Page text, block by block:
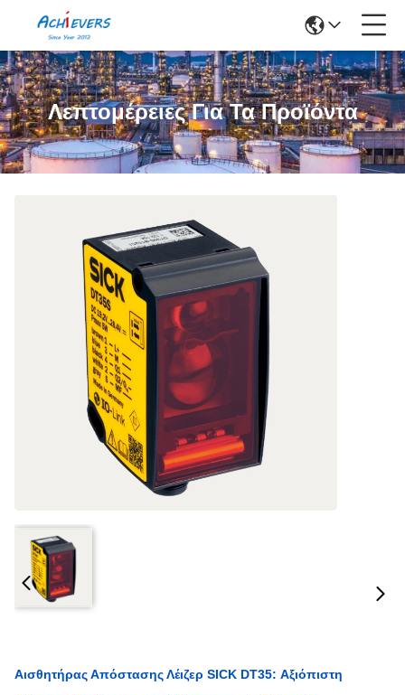
Λεπτομέρειες Για Τα Προϊόντα
Αισθητήρας Απόστασης Λέιζερ SICK DT35: Αξιόπιστη